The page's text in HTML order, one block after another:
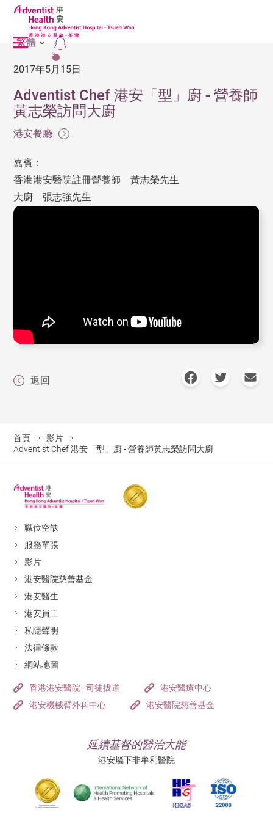
2
繁體
2017年5月15日
Adventist Chef 港安「型」廚 - 營養師
黃志榮訪問大廚
港安餐廳
嘉賓：
香港港安醫院註冊營養師 黃志榮先生
大廚 張志強先生
返回
首頁
影片
Adventist Chef 港安「型」廚 - 營養師黃志榮訪問大廚
職位空缺
服務單張
影片
港安醫院慈善基金
港安醫生
港安員工
私隱聲明
法律條款
網站地圖
香港港安醫院–司徒拔道
港安醫療中心
港安機械臂外科中心
港安醫院慈善基金
延續基督的醫治大能
港安屬下非牟利醫院